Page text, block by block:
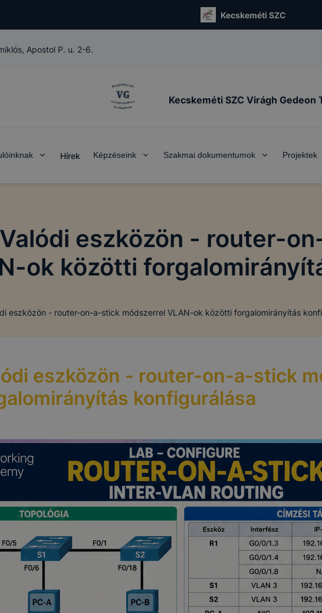
Kecskeméti SZC
Apostol P. u. 2-6.
Kecskeméti SZC Virágh Gedeon
Hírek Képzéseink Szakmai dokumentumok Projektek
Valódi eszközön - router-
ok közötti
eszközön - router-on-a-stick módszerrel VLAN-ok közötti forgalomirányítás
eszközön - router-on-a-stick
konfigurálása